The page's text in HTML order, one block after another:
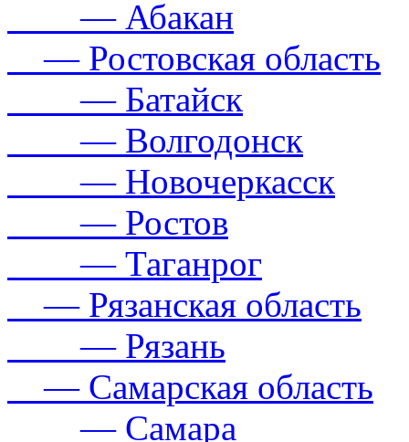
— Абакан
— Ростовская область
— Батайск
— Волгодонск
— Новочеркасск
— Ростов
— Таганрог
— Рязанская область
— Рязань
— Самарская область
— Самара